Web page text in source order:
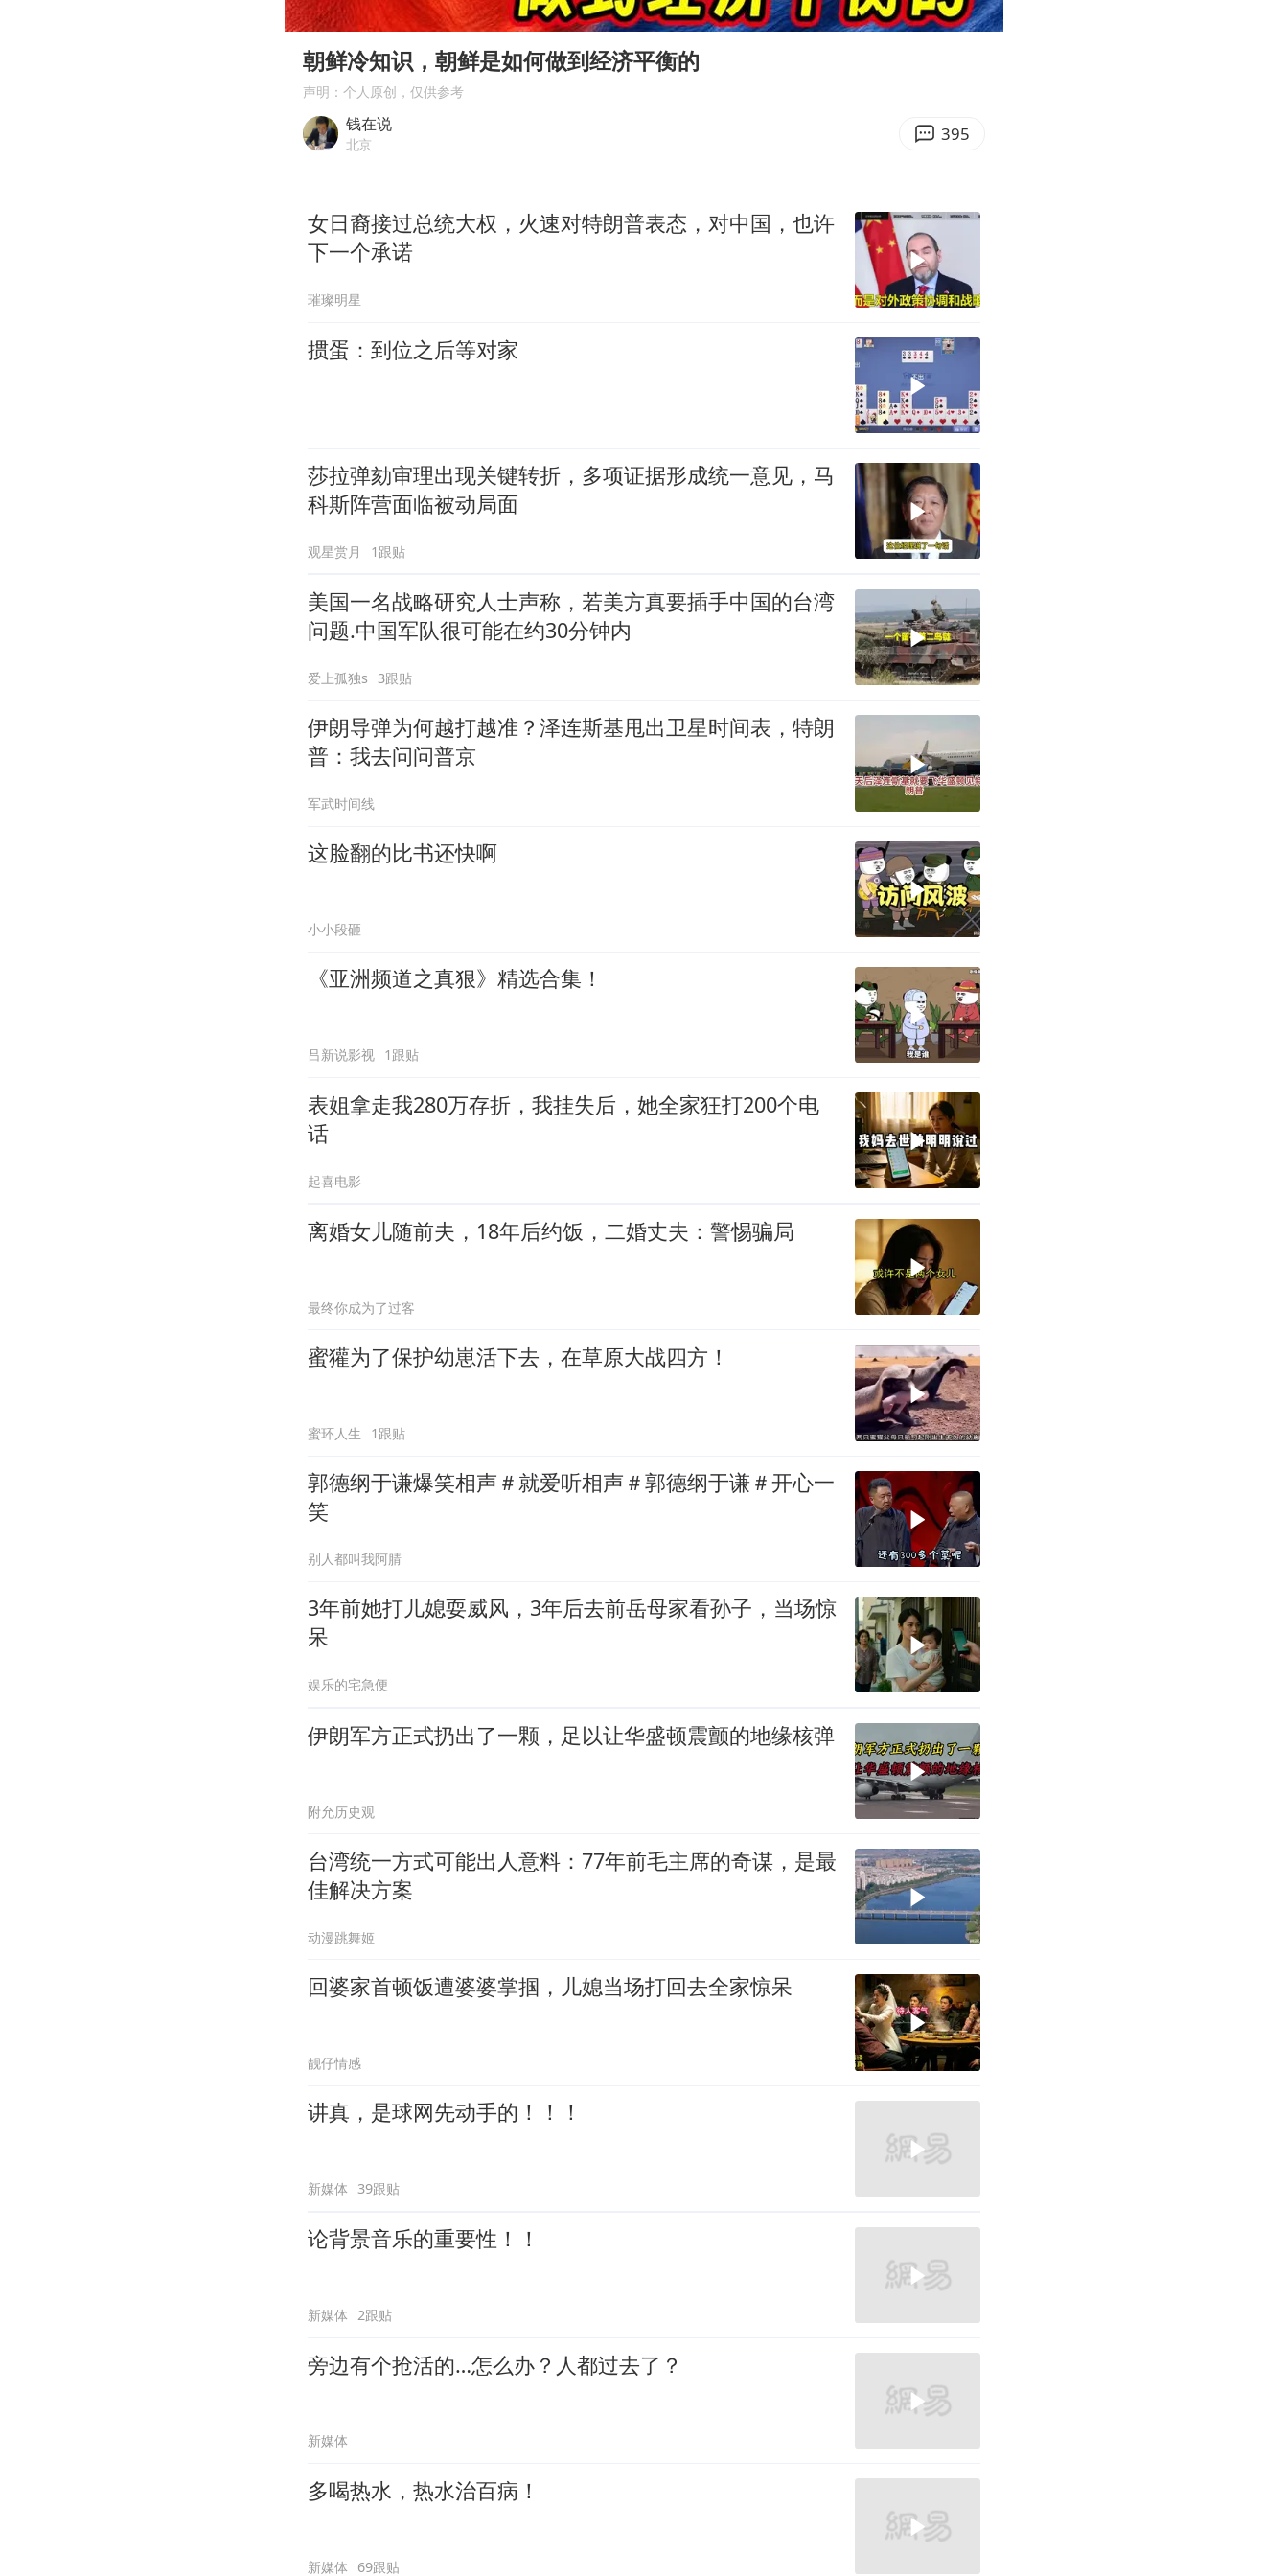
妻子举报高管丈夫涉嫌重婚案进展
马斯克回应一个月亏掉2.45万亿
海南一编制教师岗出现高分断档考生
Play
00:00 05:50
Enter
朝鲜冷知识，朝鲜是如何做到经济平衡的
声明：个人原创，仅供参考
钱在说
北京 395
女日裔接过总统大权，火速对特朗普表态，对中国，也许
下一个承诺
璀璨明星
掼蛋：到位之后等对家
莎拉弹劾审理出现关键转折，多项证据形成统一意见，马
科斯阵营面临被动局面
观星赏月 1跟贴
美国一名战略研究人士声称，若美方真要插手中国的台湾
问题.中国军队很可能在约30分钟内
爱上孤独s 3跟贴
伊朗导弹为何越打越准？泽连斯基甩出卫星时间表，特朗
普：我去问问普京
军武时间线
这脸翻的比书还快啊
小小段砸
《亚洲频道之真狠》精选合集！
吕新说影视 1跟贴
表姐拿走我280万存折，我挂失后，她全家狂打200个电
话
起喜电影
离婚女儿随前夫，18年后约饭，二婚丈夫：警惕骗局
最终你成为了过客
蜜獾为了保护幼崽活下去，在草原大战四方！
蜜环人生 1跟贴
郭德纲于谦爆笑相声＃就爱听相声＃郭德纲于谦＃开心一
笑
别人都叫我阿腈
3年前她打儿媳耍威风，3年后去前岳母家看孙子，当场惊
呆
娱乐的宅急便
伊朗军方正式扔出了一颗，足以让华盛顿震颤的地缘核弹
附允历史观
台湾统一方式可能出人意料：77年前毛主席的奇谋，是最
佳解决方案
动漫跳舞姬
回婆家首顿饭遭婆婆掌掴，儿媳当场打回去全家惊呆
靓仔情感
讲真，是球网先动手的！！！
新媒体 39跟贴
论背景音乐的重要性！！
新媒体 2跟贴
旁边有个抢活的…怎么办？人都过去了？
新媒体
多喝热水，热水治百病！
新媒体 69跟贴